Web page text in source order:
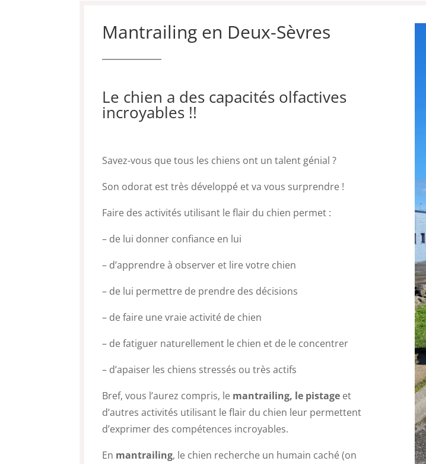
Mantrailing en Deux-Sèvres
Le chien a des capacités olfactives
incroyables !!
Savez-vous que tous les chiens ont un talent génial ?
Son odorat est très développé et va vous surprendre !
Faire des activités utilisant le flair du chien permet :
– de lui donner confiance en lui
– d’apprendre à observer et lire votre chien
– de lui permettre de prendre des décisions
– de faire une vraie activité de chien
– de fatiguer naturellement le chien et de le concentrer
– d’apaiser les chiens stressés ou très actifs
Bref, vous l’aurez compris, le mantrailing, le pistage et
d’autres activités utilisant le flair du chien leur permettent
d’exprimer des compétences incroyables.
En mantrailing, le chien recherche un humain caché (on